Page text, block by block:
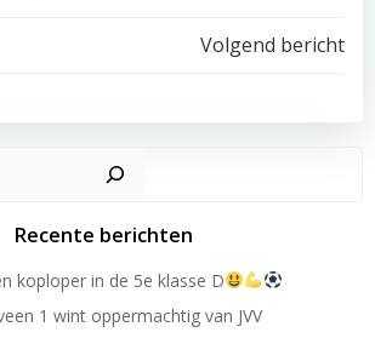
Bericht
navigatie
Volgend bericht
Recente berichten
koploper in de 5e klasse D
1 wint oppermachtig van JVV